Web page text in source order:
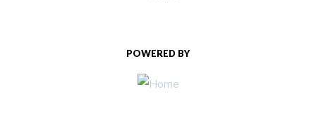
POWERED BY